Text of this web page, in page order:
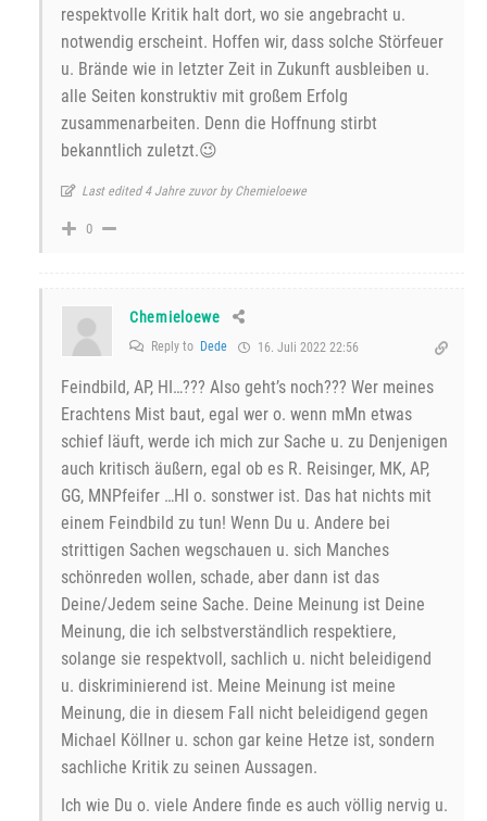
respektvolle Kritik halt dort, wo sie angebracht u.
notwendig erscheint. Hoffen wir, dass solche Störfeuer
u. Brände wie in letzter Zeit in Zukunft ausbleiben u.
alle Seiten konstruktiv mit großem Erfolg
zusammenarbeiten. Denn die Hoffnung stirbt
bekanntlich zuletzt.😉
Last edited 4 Jahre zuvor by Chemieloewe
0
Chemieloewe
Reply to Dede 16. Juli 2022 22:56
Feindbild, AP, HI…??? Also geht’s noch??? Wer meines
Erachtens Mist baut, egal wer o. wenn mMn etwas
schief läuft, werde ich mich zur Sache u. zu Denjenigen
auch kritisch äußern, egal ob es R. Reisinger, MK, AP,
GG, MNPfeifer …HI o. sonstwer ist. Das hat nichts mit
einem Feindbild zu tun! Wenn Du u. Andere bei
strittigen Sachen wegschauen u. sich Manches
schönreden wollen, schade, aber dann ist das
Deine/Jedem seine Sache. Deine Meinung ist Deine
Meinung, die ich selbstverständlich respektiere,
solange sie respektvoll, sachlich u. nicht beleidigend
u. diskriminierend ist. Meine Meinung ist meine
Meinung, die in diesem Fall nicht beleidigend gegen
Michael Köllner u. schon gar keine Hetze ist, sondern
sachliche Kritik zu seinen Aussagen.
Ich wie Du o. viele Andere finde es auch völlig nervig u.